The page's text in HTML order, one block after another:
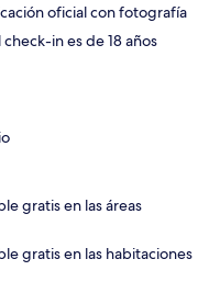
oficial con fotografía
in es de 18 años
gratis en las áreas
gratis en las habitaciones